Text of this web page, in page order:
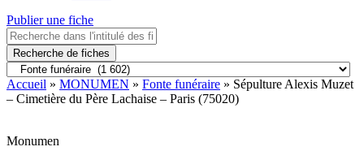
Publier une fiche
Recherche de fiches
Accueil » MONUMEN » Fonte funéraire » Sépulture Alexis Muzet
– Cimetière du Père Lachaise – Paris (75020)
Monumen